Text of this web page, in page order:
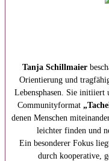
Tanja Schillmaier
Orientierung und
Lebensphasen. Sie initiiert
Communityformat
denen Menschen
leichter finden und
Ein besonderer Fokus
durch kooperative,